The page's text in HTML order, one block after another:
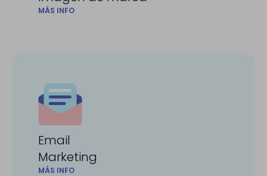
MÁS INFO
Email
Marketing
MÁS INFO